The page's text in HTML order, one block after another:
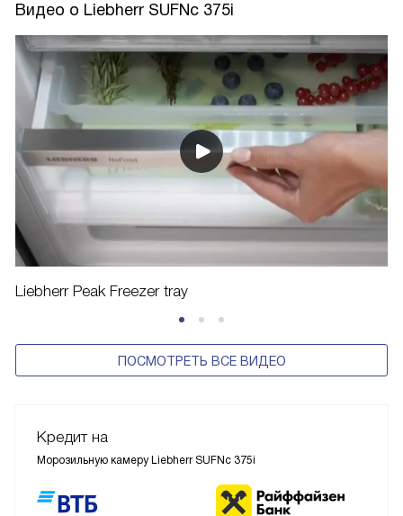
Видео о Liebherr SUFNc 375i
Liebherr Peak Freezer tray
ПОСМОТРЕТЬ ВСЕ ВИДЕО
Кредит на
Морозильную камеру Liebherr SUFNc 375i